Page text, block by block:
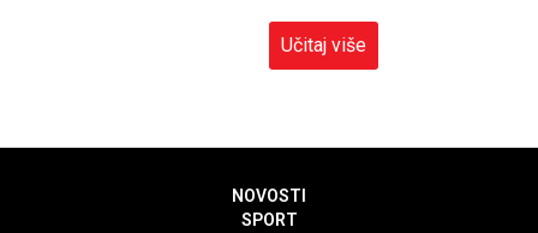
Učitaj više
NOVOSTI
SPORT